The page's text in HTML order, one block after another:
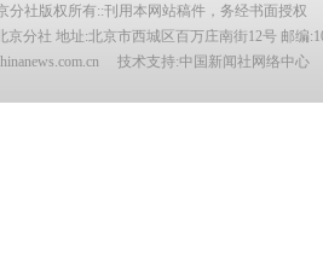
分社版权所有::刊用本网站稿件，务经书面授权
京分社 地址:北京市西城区百万庄南街12号 邮编
技术支持:中国新闻社网络中心